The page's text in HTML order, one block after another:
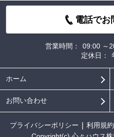
電話でお
営業時間：
09:00 ～
定休日：
ホーム
お問い合わせ
プライバシーポリシー 利用規約